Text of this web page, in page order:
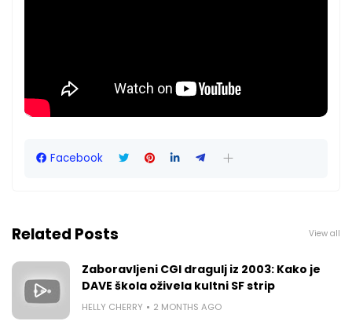
Facebook
Related Posts View all
Zaboravljeni CGI dragulj iz 2003: Kako je
DAVE škola oživela kultni SF strip
HELLY CHERRY 2 MONTHS AGO